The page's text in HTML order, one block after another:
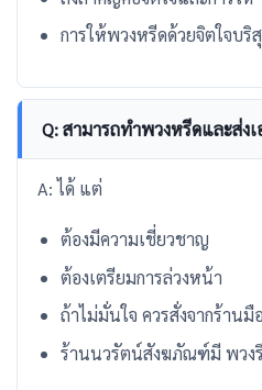
การให้พวงหรีดด้วยจิตใจบ
Q: สามารถทำพวงหรีดและส่งเ
A: ได้ แต่
ต้องมีความเชี่ยวชาญ
ต้องเตรียมการล่วงหน้า
ถ้าไม่มั่นใจ ควรสั่งจากร้าน
ร้านนวรัตน์สังฆภัณฑ์มี พวง